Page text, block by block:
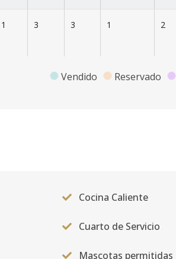
1 3 3 1 2
3 1
Vendido Reservado
Cocina Caliente
Cuarto de Servicio
Mascotas permitidas